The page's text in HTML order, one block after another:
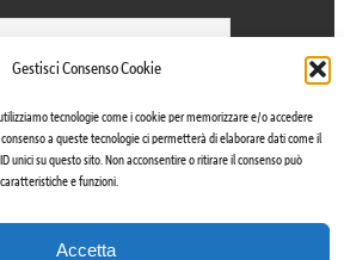
Gestisci Consenso Cookie
tecnologie come i cookie per memorizzare e/o accedere
a queste tecnologie ci permetterà di elaborare dati come il
unici su questo sito. Non acconsentire o ritirare il consenso può
e funzioni.
Accetta
Accetto la privacy policy